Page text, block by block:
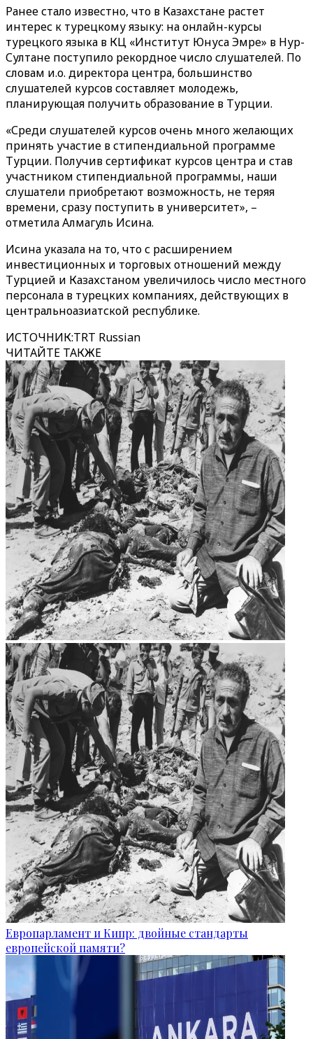
Ранее стало известно, что в Казахстане растет
интерес к турецкому языку: на онлайн-курсы
турецкого языка в КЦ «Институт Юнуса Эмре» в Нур-
Султане поступило рекордное число слушателей. По
словам и.о. директора центра, большинство
слушателей курсов составляет молодежь,
планирующая получить образование в Турции.
«Среди слушателей курсов очень много желающих
принять участие в стипендиальной программе
Турции. Получив сертификат курсов центра и став
участником стипендиальной программы, наши
слушатели приобретают возможность, не теряя
времени, сразу поступить в университет», –
отметила Алмагуль Исина.
Исина указала на то, что с расширением
инвестиционных и торговых отношений между
Турцией и Казахстаном увеличилось число местного
персонала в турецких компаниях, действующих в
центральноазиатской республике.
ИСТОЧНИК:TRT Russian
ЧИТАЙТЕ ТАКЖЕ
Европарламент и Кипр: двойные стандарты
европейской памяти?